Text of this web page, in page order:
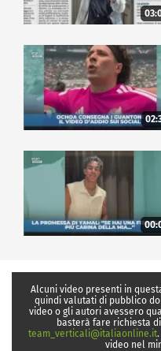
Alcuni video presenti in
quindi valutati di pubblico
video o gli autori avessero
basterà fare richiesta
team_verticali@italiaonline.it.
video nel